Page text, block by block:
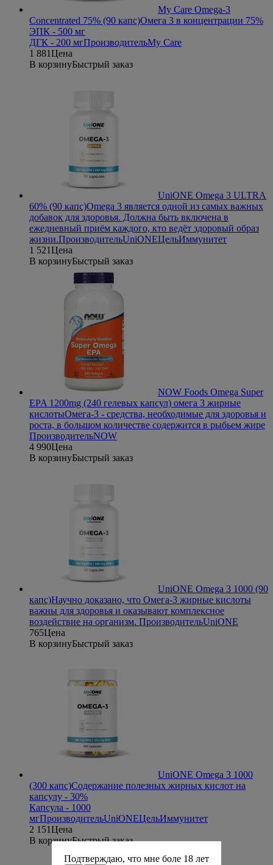
My Care Omega-3
Concentrated 75% (90 капс)Омега 3 в концентрации 75%
ЭПК - 500 мг
ДГК - 200 мгПроизводительMy Care
1 881Цена
В корзинуБыстрый заказ
UniONE Omega 3 ULTRA
60% (90 капс)Omega 3 является одной из самых важных
добавок для здоровья. Должна быть включена в
ежедневный приём каждого, кто ведёт здоровый образ
жизни.ПроизводительUniONEЦельИммунитет
1 521Цена
В корзинуБыстрый заказ
NOW Foods Omega Super
EPA 1200mg (240 гелевых капсул) омега 3 жирные
кислотыОмега-3 - средства, необходимые для здоровья и
роста, в большом количестве содержится в рыбьем жире
ПроизводительNOW
4 990Цена
В корзинуБыстрый заказ
UniONE Omega 3 1000 (90
капс)Научно доказано, что Омега-3 жирные кислоты
важны для здоровья и оказывают комплексное
воздействие на организм. ПроизводительUniONE
765Цена
В корзинуБыстрый заказ
UniONE Omega 3 1000
(300 капс)Содержание полезных жирных кислот на
капсулу - 30%
Капсула - 1000
мгПроизводительUniONEЦельИммунитет
2 151Цена
В корзинуБыстрый заказ
Подтверждаю, что мне боле 18 лет